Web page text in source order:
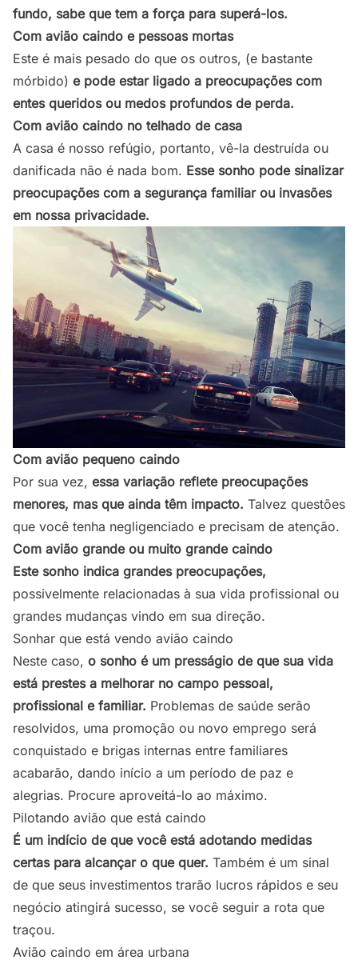
fundo, sabe que tem a força para superá-los.
Com avião caindo e pessoas mortas
Este é mais pesado do que os outros, (e bastante
mórbido) e pode estar ligado a preocupações com
entes queridos ou medos profundos de perda.
Com avião caindo no telhado de casa
A casa é nosso refúgio, portanto, vê-la destruída ou
danificada não é nada bom. Esse sonho pode sinalizar
preocupações com a segurança familiar ou invasões
em nossa privacidade.
Com avião pequeno caindo
Por sua vez, essa variação reflete preocupações
menores, mas que ainda têm impacto. Talvez questões
que você tenha negligenciado e precisam de atenção.
Com avião grande ou muito grande caindo
Este sonho indica grandes preocupações,
possivelmente relacionadas à sua vida profissional ou
grandes mudanças vindo em sua direção.
Sonhar que está vendo avião caindo
Neste caso, o sonho é um presságio de que sua vida
está prestes a melhorar no campo pessoal,
profissional e familiar. Problemas de saúde serão
resolvidos, uma promoção ou novo emprego será
conquistado e brigas internas entre familiares
acabarão, dando início a um período de paz e
alegrias. Procure aproveitá-lo ao máximo.
Pilotando avião que está caindo
É um indício de que você está adotando medidas
certas para alcançar o que quer. Também é um sinal
de que seus investimentos trarão lucros rápidos e seu
negócio atingirá sucesso, se você seguir a rota que
traçou.
Avião caindo em área urbana